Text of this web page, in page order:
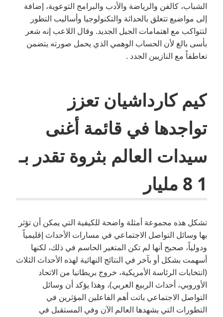
الشباب، كالفن والرياضة والأدب والبرامج التوعوية، إضافة
إلى مواضيع تتعلق بالحداثة والتكنولوجيا وأساليب التطور
لتتواكب مع اهتمامات الجيل الجديد. وقال اللاعب إنه شعر
بأسى بالغ لأن الحساب الوهمي الذي يحمل صورته يتضمن
تعاطفاً مع النازيين الجدد .
كيم كارداشيان تعزز
تواجدها في قائمة أغنى
سيدات العالم بثروة تقدر بـ
1 8 مليار
تشكل هذه مجموعة أمثلة واضحة للكيفية التي يمكن أن تؤثر
بها وسائل التواصل الاجتماعي في مسارات الأحداث إقليمياً
ودولياً، صحيح أنها لم تكن المتغير الحاسم في ذلك، لكنها
أسهمت بشكل أو بآخر في النتائج النهائية لهذه الأحداث الثلاث
(انتخابات الرئاسة الأمريكية، خروج بريطانيا من الاتحاد
الأوروبي، أحداث الربيع العربي)، وهذا يؤكد أن وسائل
التواصل الاجتماعي باتت أهم الفاعلين المؤثرين في
التطورات التي يشهدها العالم الآن وفي المستقبل في